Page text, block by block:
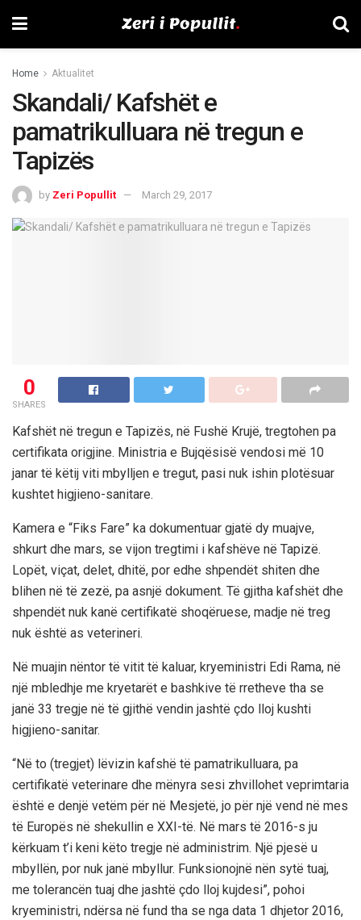
Home Aktualitet
Skandali/ Kafshët e
pamatrikulluara në tregun e
Tapizës
by Zeri Popullit March 29, 2017
0
SHARES
Kafshët në tregun e Tapizës, në Fushë Krujë, tregtohen pa
certifikata origjine. Ministria e Bujqësisë vendosi më 10
janar të këtij viti mbylljen e tregut, pasi nuk ishin plotësuar
kushtet higjieno-sanitare.
Kamera e “Fiks Fare” ka dokumentuar gjatë dy muajve,
shkurt dhe mars, se vijon tregtimi i kafshëve në Tapizë.
Lopët, viçat, delet, dhitë, por edhe shpendët shiten dhe
blihen në të zezë, pa asnjë dokument. Të gjitha kafshët dhe
shpendët nuk kanë certifikatë shoqëruese, madje në treg
nuk është as veterineri.
Në muajin nëntor të vitit të kaluar, kryeministri Edi Rama, në
një mbledhje me kryetarët e bashkive të rretheve tha se
janë 33 tregje në të gjithë vendin jashtë çdo lloj kushti
higjieno-sanitar.
“Në to (tregjet) lëvizin kafshë të pamatrikulluara, pa
certifikatë veterinare dhe mënyra sesi zhvillohet veprimtaria
është e denjë vetëm për në Mesjetë, jo për një vend në mes
të Europës në shekullin e XXI-të. Në mars të 2016-s ju
kërkuam t’i keni këto tregje në administrim. Një pjesë u
mbyllën, por nuk janë mbyllur. Funksionojnë nën sytë tuaj,
me tolerancën tuaj dhe jashtë çdo lloj kujdesi”, pohoi
kryeministri, ndërsa në fund tha se nga data 1 dhjetor 2016,